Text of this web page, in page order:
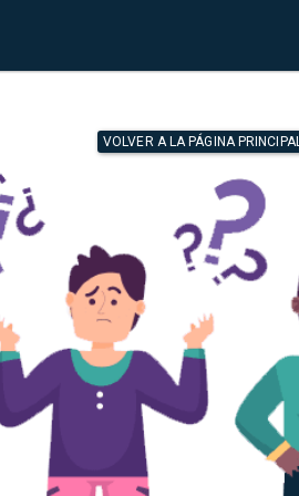
VOLVER A LA PÁGINA PRINCIPAL